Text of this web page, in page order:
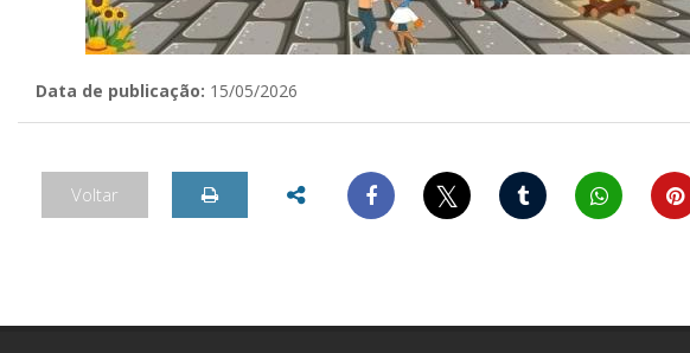
Data de publicação: 15/05/2026
Voltar 𝕏